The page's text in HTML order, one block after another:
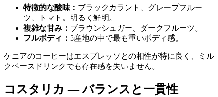
特徴的な酸味： ブラックカラント、グレープフルー
ツ、トマト。明るく鮮明。
複雑な甘み： ブラウンシュガー、ダークフルーツ。
フルボディ： 3産地の中で最も重いボディ感。
ケニアのコーヒーはエスプレッソとの相性が特に良く、ミル
クベースドリンクでも存在感を失いません。
コスタリカ — バランスと一貫性